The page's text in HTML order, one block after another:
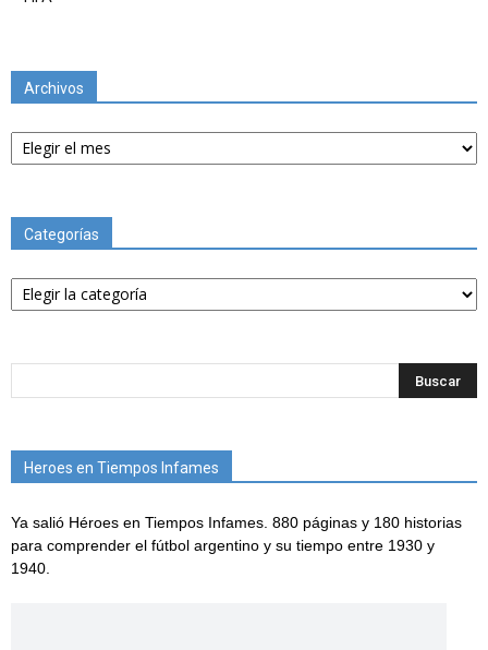
Archivos
Archivos
Categorías
Categorías
Heroes en Tiempos Infames
Ya salió Héroes en Tiempos Infames. 880 páginas y 180 historias
para comprender el fútbol argentino y su tiempo entre 1930 y
1940.